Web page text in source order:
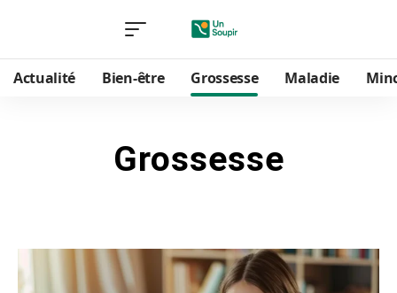
Actualité Bien-être Grossesse Maladie
Grossesse